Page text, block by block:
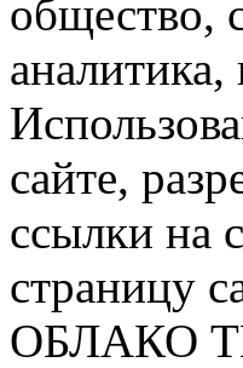
общество,
сайте,
ссылки на
страницу
ОБЛАКО